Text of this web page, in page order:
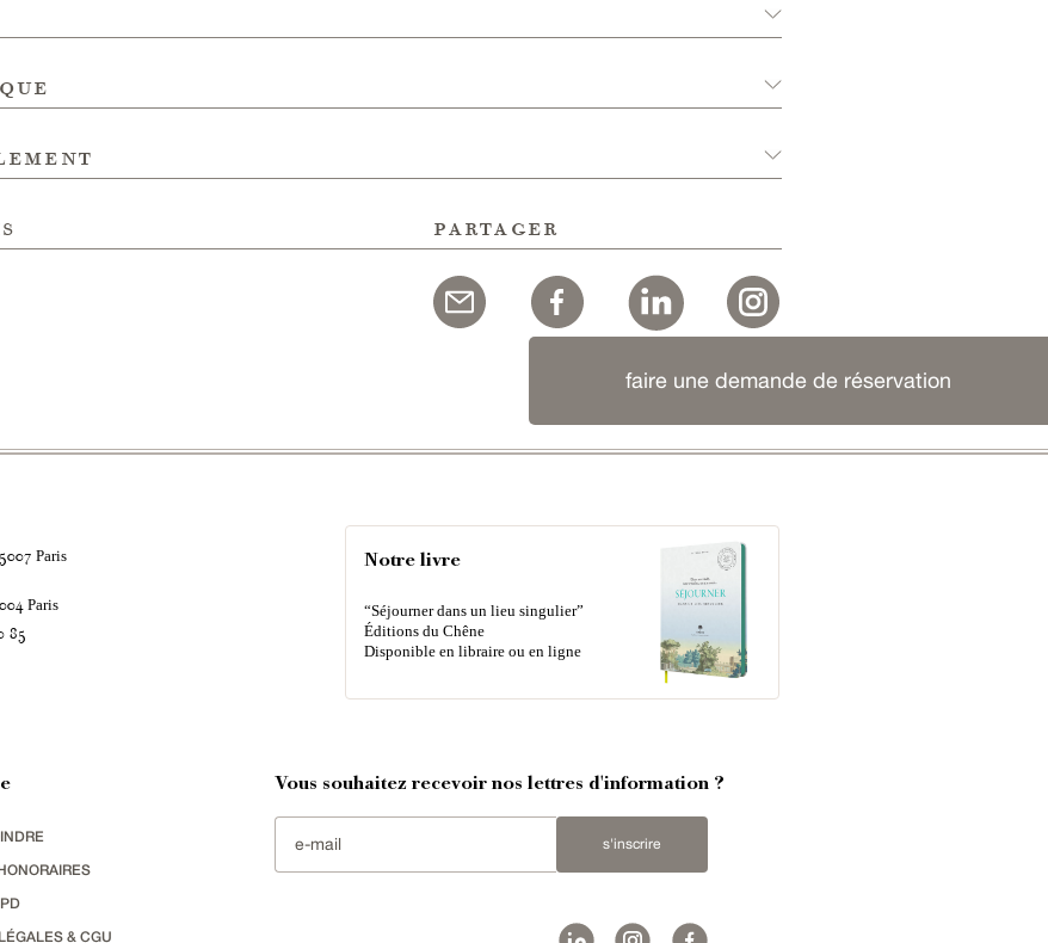
partager
faire une demande de réservation
Paris
Paris
85
Notre livre
“Séjourner dans un lieu singulier”
Éditions du Chêne
Disponible en libraire ou en ligne
& CGU
Vous souhaitez recevoir nos lettres d'information ?
s'inscrire